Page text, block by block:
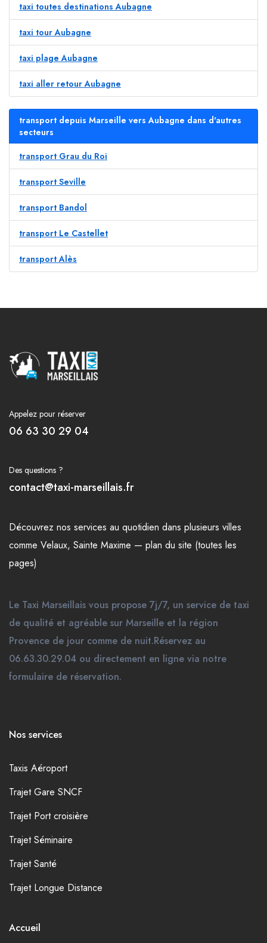
taxi toutes destinations Aubagne
taxi tour Aubagne
taxi plage Aubagne
taxi aller retour Aubagne
transport depuis Marseille vers Aubagne dans d'autres
secteurs
transport Grau du Roi
transport Seville
transport Bandol
transport Le Castellet
transport Alès
Appelez pour réserver
06 63 30 29 04
Des questions ?
contact@taxi-marseillais.fr
Découvrez nos services au quotidien dans plusieurs villes
comme Velaux, Sainte Maxime — plan du site (toutes les
pages)
Le Taxi Marseillais vous propose 7j/7, un service de taxi
de qualité et agréable sur Marseille et la région
Provence de jour comme de nuit.Réservez au
06.63.30.29.04 ou directement en ligne via notre
formulaire de réservation.
Nos services
Taxis Aéroport
Trajet Gare SNCF
Trajet Port croisière
Trajet Séminaire
Trajet Santé
Trajet Longue Distance
Accueil